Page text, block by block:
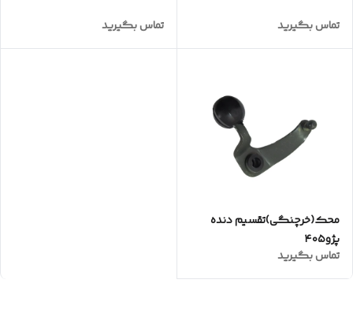
تماس بگیرید تماس بگیرید
محک(خرچنگی)تقسیم دنده
پژو۴۰۵
تماس بگیرید